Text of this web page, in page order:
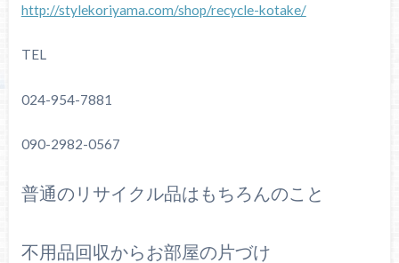
http://stylekoriyama.com/shop/recycle-kotake/
TEL
024-954-7881
090-2982-0567
普通のリサイクル品はもちろんのこと
不用品回収からお部屋の片づけ